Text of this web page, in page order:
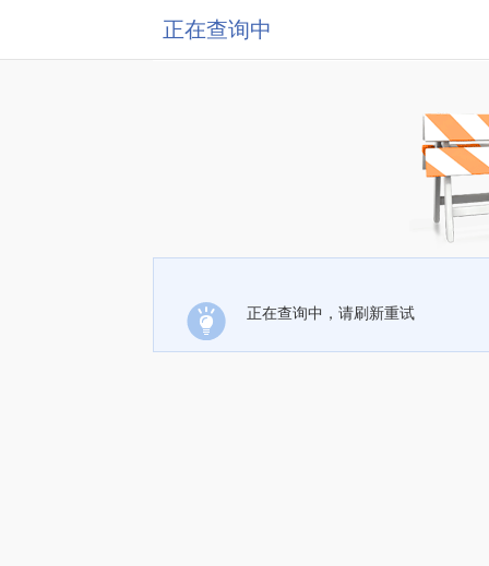
正在查询中
正在查询中，请刷新重试